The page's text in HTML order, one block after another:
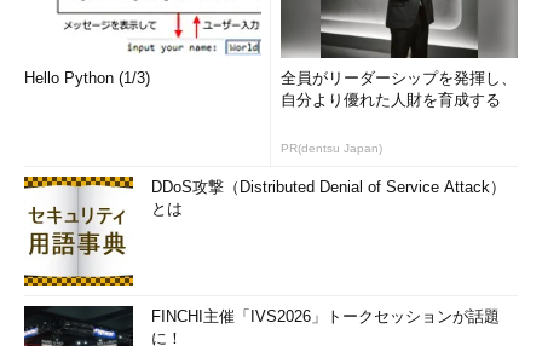
Hello Python (1/3)
全員がリーダーシップを発揮し、
自分より優れた人財を育成する
PR(dentsu Japan)
DDoS攻撃（Distributed Denial of Service Attack）
とは
FINCHI主催「IVS2026」トークセッションが話題
に！